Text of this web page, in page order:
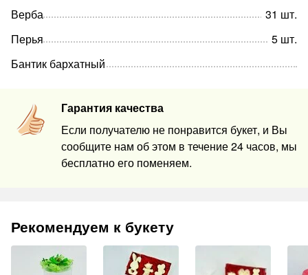
Гарантия качества
Если получателю не понравится букет, и Вы
сообщите нам об этом в течение 24 часов, мы
бесплатно его поменяем.
Верба 31 шт.
Перья
5 шт.
Бантик бархатный
Рекомендуем к букету